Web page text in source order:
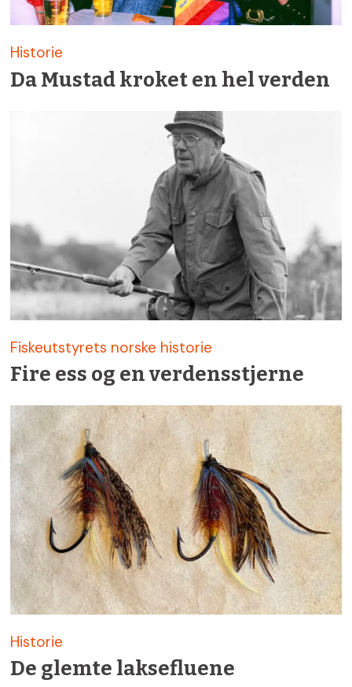
Historie
Da Mustad kroket en hel verden
Fiskeutstyrets norske historie
Fire ess og en verdensstjerne
Historie
De glemte laksefluene